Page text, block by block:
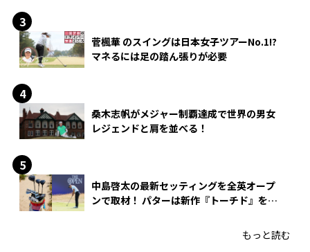
菅楓華 のスイングは日本女子ツアーNo.1!?
マネるには足の踏ん張りが必要
桑木志帆がメジャー制覇達成で世界の男女
レジェンドと肩を並べる！
中島啓太の最新セッティングを全英オープ
ンで取材！ パターは新作『トーチド』を投
もっと読む